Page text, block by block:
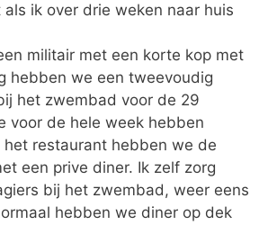
ik over drie weken naar huis
militair met een korte kop met
hebben we een tweevoudig
het zwembad voor de 29
voor de hele week hebben
het restaurant hebben we de
een prive diner. Ik zelf zorg
bij het zwembad, weer eens
hebben we diner op dek